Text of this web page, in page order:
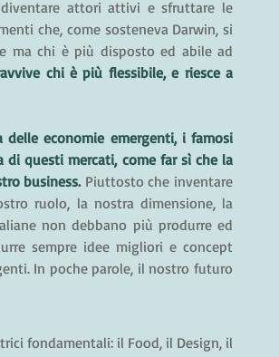
attori attivi e sfruttare le
che, come sosteneva Darwin, si
ma chi è più disposto ed abile ad
chi è più flessibile, e riesce a
delle economie emergenti, i famosi
di questi mercati, come far sì che la
business. Piuttosto che inventare
ruolo, la nostra dimensione, la
non debbano più produrre ed
sempre idee migliori e concept
In poche parole, il nostro futuro
fondamentali: il Food, il Design, il